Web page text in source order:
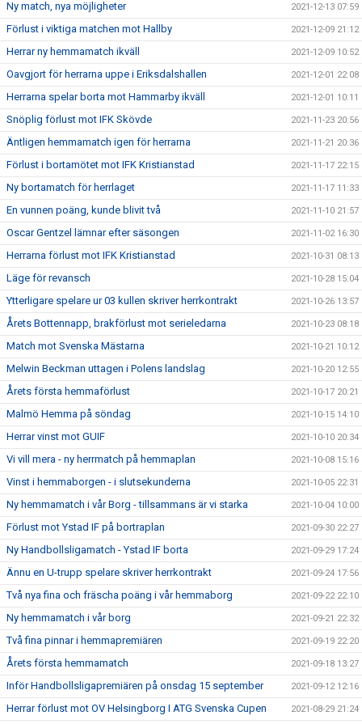
Ny match, nya möjligheter 2021-12-13 07:59
Förlust i viktiga matchen mot Hallby 2021-12-09 21:12
Herrar ny hemmamatch ikväll 2021-12-09 10:52
Oavgjort för herrarna uppe i Eriksdalshallen 2021-12-01 22:08
Herrarna spelar borta mot Hammarby ikväll 2021-12-01 10:11
Snöplig förlust mot IFK Skövde 2021-11-23 20:56
Äntligen hemmamatch igen för herrarna 2021-11-21 20:36
Förlust i bortamötet mot IFK Kristianstad 2021-11-17 22:15
Ny bortamatch för herrlaget 2021-11-17 11:33
En vunnen poäng, kunde blivit två 2021-11-10 21:57
Oscar Gentzel lämnar efter säsongen 2021-11-02 16:30
Herrarna förlust mot IFK Kristianstad 2021-10-31 08:13
Läge för revansch 2021-10-28 15:04
Ytterligare spelare ur 03 kullen skriver herrkontrakt 2021-10-26 13:57
Årets Bottennapp, brakförlust mot serieledarna 2021-10-23 08:18
Match mot Svenska Mästarna 2021-10-21 10:12
Melwin Beckman uttagen i Polens landslag 2021-10-20 12:55
Årets första hemmaförlust 2021-10-17 20:21
Malmö Hemma på söndag 2021-10-15 14:10
Herrar vinst mot GUIF 2021-10-10 20:34
Vi vill mera - ny herrmatch på hemmaplan 2021-10-08 15:16
Vinst i hemmaborgen - i slutsekunderna 2021-10-05 22:31
Ny hemmamatch i vår Borg - tillsammans är vi starka 2021-10-04 10:00
Förlust mot Ystad IF på bortraplan 2021-09-30 22:27
Ny Handbollsligamatch - Ystad IF borta 2021-09-29 17:24
Ännu en U-trupp spelare skriver herrkontrakt 2021-09-24 17:56
Två nya fina och fräscha poäng i vår hemmaborg 2021-09-22 22:10
Ny hemmamatch i vår borg 2021-09-21 22:32
Två fina pinnar i hemmapremiären 2021-09-19 22:20
Årets första hemmamatch 2021-09-18 13:27
Inför Handbollsligapremiären på onsdag 15 september 2021-09-12 12:16
Herrar förlust mot OV Helsingborg I ATG Svenska Cupen 2021-08-29 21:24